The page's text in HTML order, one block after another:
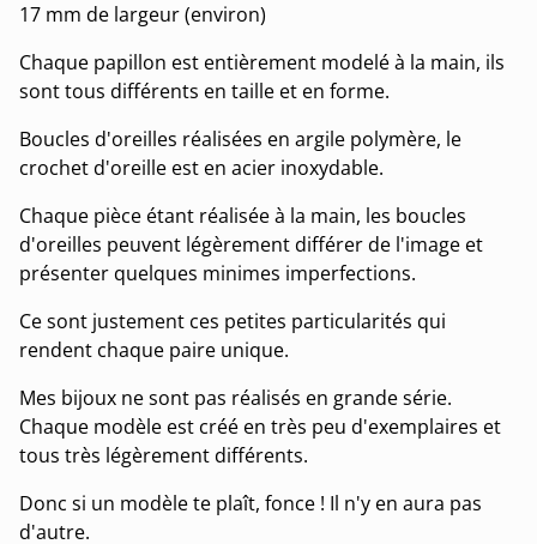
17 mm de largeur (environ)
Chaque papillon est entièrement modelé à la main, ils
sont tous différents en taille et en forme.
Boucles d'oreilles réalisées en argile polymère, le
crochet d'oreille est en acier inoxydable.
Chaque pièce étant réalisée à la main, les boucles
d'oreilles peuvent légèrement différer de l'image et
présenter quelques minimes imperfections.
Ce sont justement ces petites particularités qui
rendent chaque paire unique.
Mes bijoux ne sont pas réalisés en grande série.
Chaque modèle est créé en très peu d'exemplaires et
tous très légèrement différents.
Donc si un modèle te plaît, fonce ! Il n'y en aura pas
d'autre.